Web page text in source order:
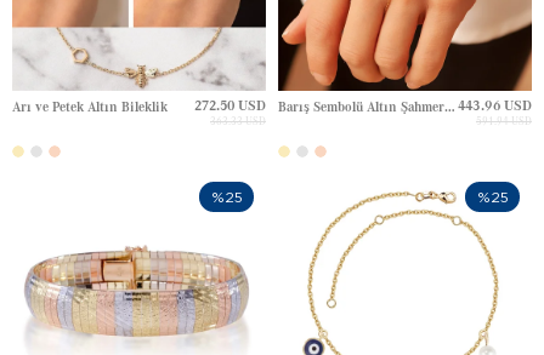
Arı ve Petek Altın Bileklik 272.50 USD
363.33 USD
Barış Sembolü Altın Şahmeran 443.96 USD
591.94 USD
%25 %25